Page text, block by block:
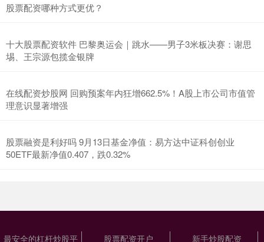
股票配资哪种方式更优？
十大股票配资软件 巴黎奥运会｜跳水——男子3米板决赛：谢思
埸、王宗源包揽金银牌
在线配资炒股网 回购预案年内狂增662.5%！A股上市公司市值管
理意识显著增强
股票融资是利好吗 9月13日基金净值：易方达中证科创创业
50ETF最新净值0.407，跌0.32%
最安全的杠杆炒股平 股票配资开户 新手炒股配资